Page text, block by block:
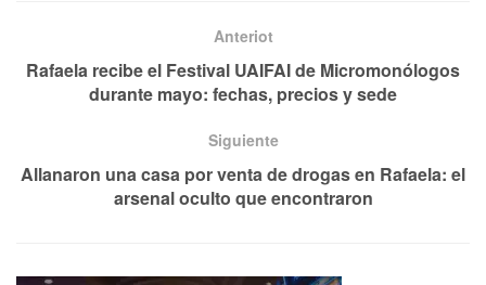
Anteriot
Rafaela recibe el Festival UAIFAI de Micromonólogos
durante mayo: fechas, precios y sede
Siguiente
Allanaron una casa por venta de drogas en Rafaela: el
arsenal oculto que encontraron